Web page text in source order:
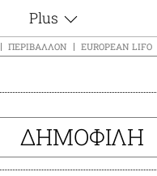
Plus
Θέματα
Ζώδια
Εξομολογήσεις
Blogs
ΠΕΡΙΒΆΛΛΟΝ EUROPEAN LIFO
ΔΗΜΟΦΙΛΗ